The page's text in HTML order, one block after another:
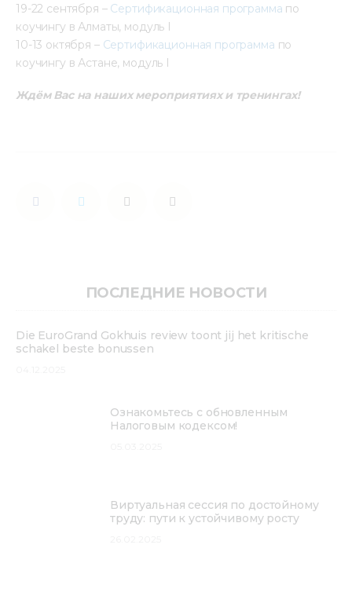
19-22 сентября – Сертификационная программа по
коучингу в Алматы, модуль I
10-13 октября – Сертификационная программа по
коучингу в Астане, модуль I
Ждём Вас на наших мероприятиях и тренингах!
ПОСЛЕДНИЕ НОВОСТИ
Die EuroGrand Gokhuis review toont jij het kritische
schakel beste bonussen
Ознакомьтесь с обновленным
Налоговым кодексом!
Виртуальная сессия по достойному
труду: пути к устойчивому росту